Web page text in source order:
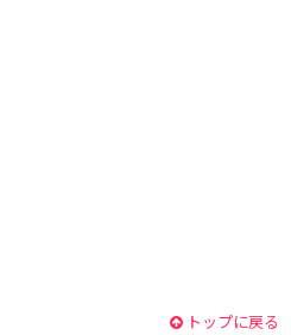
トップに戻る